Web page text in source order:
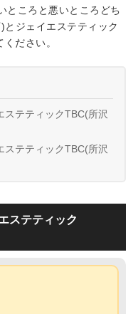
ところと悪いところどち
ジェイエステティック
ださい。
ステティックTBC(所沢
ステティックTBC(所沢
ステティック